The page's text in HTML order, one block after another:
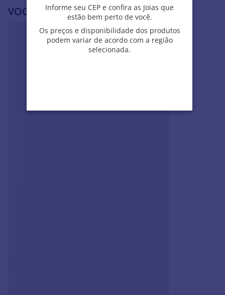
VOCÊ PODE SE INTERESSAR POR
Informe seu CEP e confira as Joias que
estão bem perto de você.
Os preços e disponibilidade dos produtos
podem variar de acordo com a região
selecionada.
Informe seu CEP e confira as Joias que
estão bem perto de você.
Os preços e disponibilidade dos produtos
podem variar de acordo com a região
selecionada.